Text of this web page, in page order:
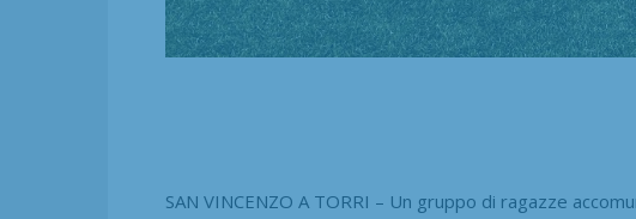
SAN VINCENZO A TORRI – Un gruppo di ragazze